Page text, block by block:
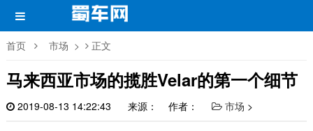
首页 市场 > 正文
马来西亚市场的揽胜Velar的第一个细节
2019-08-13 14:22:43 来源： 作者： 市场 >